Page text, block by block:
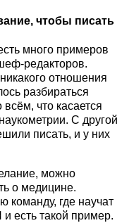
чтобы писать
много примеров
редакторов.
отношения
разбираться
что касается
С другой
писать, и у них
можно
о медицине.
команду, где научат
есть такой пример.